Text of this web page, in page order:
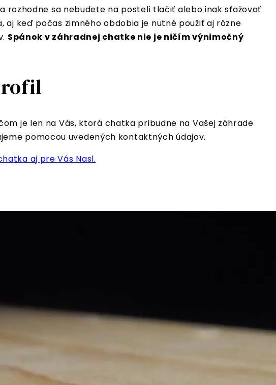
rozhodne sa nebudete na posteli tlačiť alebo inak sťažovať
keď počas zimného obdobia je nutné použiť aj rôzne
Spánok v záhradnej chatke nie je ničím výnimočný
je len na Vás, ktorá chatka pribudne na Vašej záhrade
pomocou uvedených kontaktných údajov.
aj pre Vás Nasl.